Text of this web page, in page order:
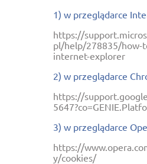
1) w przeglądarce
https://
pl/help/278835/how-
internet-explorer
2) w przeglądarce
https://
3) w przeglądarce
https://
y/cookies/